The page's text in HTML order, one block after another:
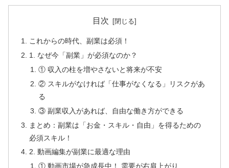
目次
これからの時代、副業は必須！
1. なぜ今「副業」が必須なのか？
① 収入の柱を増やさないと将来が不安
② スキルがなければ「仕事がなくなる」リスクがあ
る
③ 副業収入があれば、自由な働き方ができる
まとめ：副業は「お金・スキル・自由」を得るための
必須スキル！
2. 動画編集が副業に最適な理由
① 動画市場が急成長中！ 需要が右肩上がり